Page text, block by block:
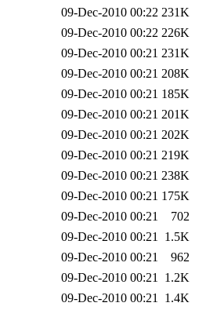
09-Dec-2010 00:22 231K
09-Dec-2010 00:22 226K
09-Dec-2010 00:21 231K
09-Dec-2010 00:21 208K
09-Dec-2010 00:21 185K
09-Dec-2010 00:21 201K
09-Dec-2010 00:21 202K
09-Dec-2010 00:21 219K
09-Dec-2010 00:21 238K
09-Dec-2010 00:21 175K
09-Dec-2010 00:21
702
09-Dec-2010 00:21 1.5K
09-Dec-2010 00:21
962
09-Dec-2010 00:21 1.2K
09-Dec-2010 00:21 1.4K